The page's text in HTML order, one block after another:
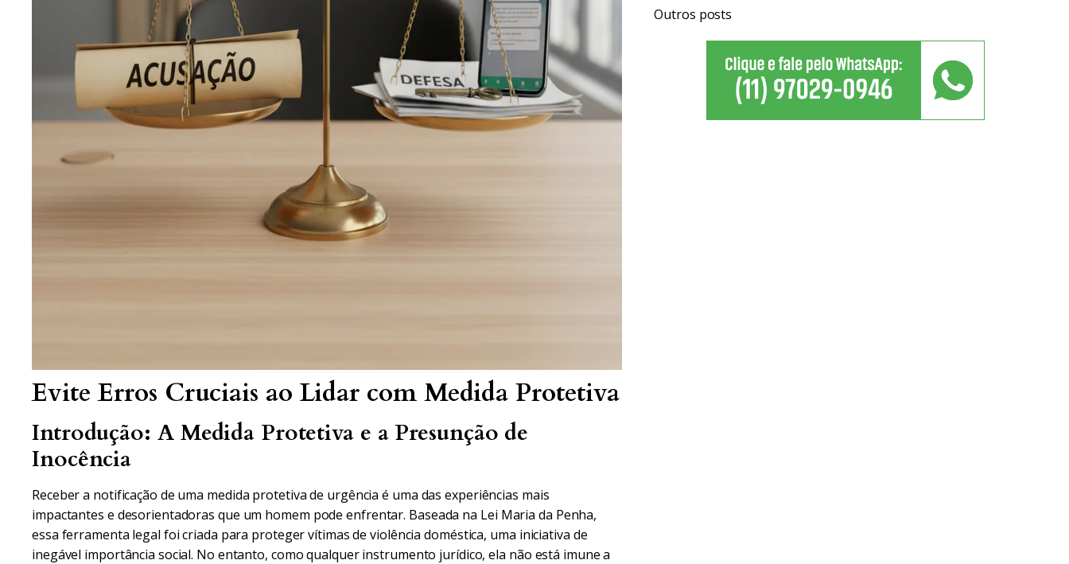
Evite Erros Cruciais ao Lidar com Medida Protetiva
Introdução: A Medida Protetiva e a Presunção de
Inocência
Receber a notificação de uma medida protetiva de urgência é uma das experiências mais
impactantes e desorientadoras que um homem pode enfrentar. Baseada na Lei Maria da Penha,
essa ferramenta legal foi criada para proteger vítimas de violência doméstica, uma iniciativa de
inegável importância social. No entanto, como qualquer instrumento jurídico, ela não está imune a
Outros posts